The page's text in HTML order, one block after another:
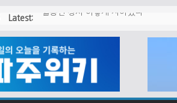
Latest: 월롱면 청사 어떻게 지어졌나